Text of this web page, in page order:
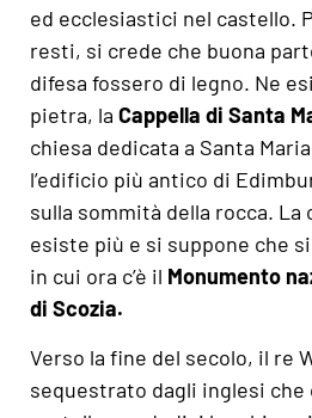
ed ecclesiastici nel castello.
resti, si crede che buona
difesa fossero di legno. Ne
pietra, la Cappella di Santa
chiesa dedicata a Santa
l’edificio più antico di
sulla sommità della rocca. La
esiste più e si suppone che
in cui ora c’è il Monumento
di Scozia.
Verso la fine del secolo, il re
sequestrato dagli inglesi che